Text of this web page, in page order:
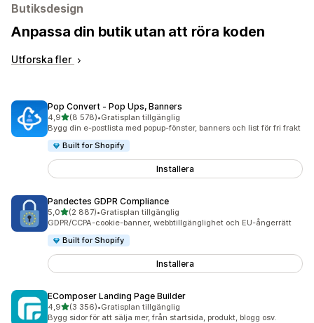
Butiksdesign
Anpassa din butik utan att röra koden
Utforska fler
Pop Convert ‑ Pop Ups, Banners
4,9av 5 stjärnor
(8 578)
8578 recensioner totalt
•Gratisplan tillgänglig
Bygg din e-postlista med popup-fönster, banners och list för fri frakt
Built for Shopify
Installera
Pandectes GDPR Compliance
5,0av 5 stjärnor
(2 887)
2887 recensioner totalt
•Gratisplan tillgänglig
GDPR/CCPA-cookie-banner, webbtillgänglighet och EU-ångerrätt
Built for Shopify
Installera
EComposer Landing Page Builder
4,9av 5 stjärnor
(3 356)
3356 recensioner totalt
•Gratisplan tillgänglig
Bygg sidor för att sälja mer, från startsida, produkt, blogg osv.